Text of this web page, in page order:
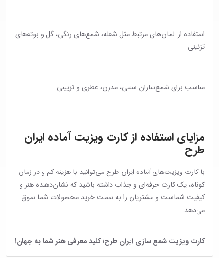
استفاده از المان‌های مرتبط مثل شعله، شمع‌های رنگی، گل و بوته‌های
تزئینی
مناسب برای شمع‌سازان سنتی، مدرن، عطری و تزیینی
مزایای استفاده از کارت ویزیت آماده ایران
طرح
با کارت ویزیت‌های آماده ایران طرح می‌توانید با هزینه کم و در زمان
کوتاه، یک کارت حرفه‌ای و جذاب داشته باشید که نشان‌دهنده هنر و
کیفیت شماست و مشتریان را به سمت خرید محصولات شما سوق
می‌دهد.
کارت ویزیت شمع سازی ایران طرح؛ کلید معرفی هنر شما به جهان!